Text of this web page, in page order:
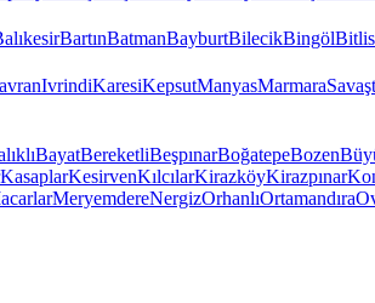
BartınBatmanBayburtBilecikBingölBitlis
IvrindiKaresiKepsutManyasMarmara
BayatBereketliBeşpınarBoğatepeBozen
KasaplarKesirvenKılcılarKirazköyKirazpınar
MeryemdereNergizOrhanlıOrtamandıra